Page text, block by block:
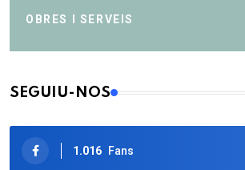
OBRES I SERVEIS
SEGUIU-NOS
1.016 Fans